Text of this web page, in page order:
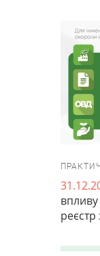
реєстр